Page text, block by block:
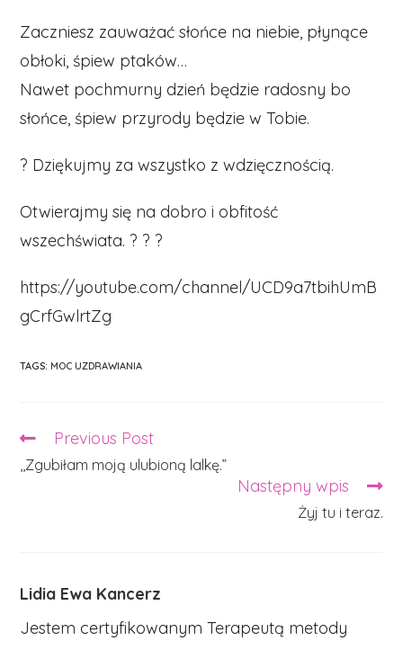
Zaczniesz zauważać słońce na niebie, płynące
obłoki, śpiew ptaków…
Nawet pochmurny dzień będzie radosny bo
słońce, śpiew przyrody będzie w Tobie.
? Dziękujmy za wszystko z wdzięcznością.
Otwierajmy się na dobro i obfitość
wszechświata. ? ? ?
https://youtube.com/channel/UCD9a7tbihUmB
gCrfGwlrtZg
TAGS:MOC UZDRAWIANIA
Read
articles
Previous Post
‚,Zgubiłam moją ulubioną lalkę.”
Następny wpis
Żyj tu i teraz.
Lidia Ewa Kancerz
Jestem certyfikowanym Terapeutą metody